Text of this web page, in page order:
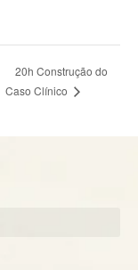
20h Construção do
Caso Clínico